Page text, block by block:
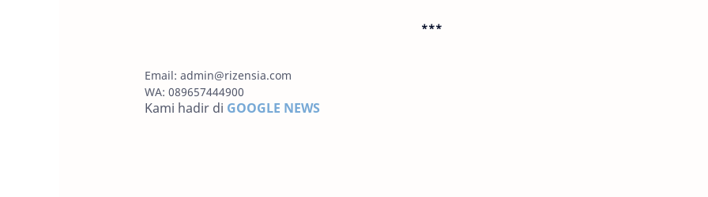
***
Email: admin@rizensia.com
WA: 089657444900
Kami hadir di GOOGLE NEWS